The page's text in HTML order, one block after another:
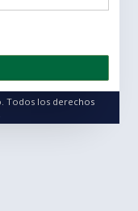
Todos los derechos